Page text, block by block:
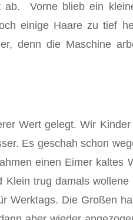
Vorne blieb ein
einige Haare zu tief
denn die Maschine
Wert gelegt. Wir
Es geschah schon
einen Eimer
trug damals
Werktags. Die Großen